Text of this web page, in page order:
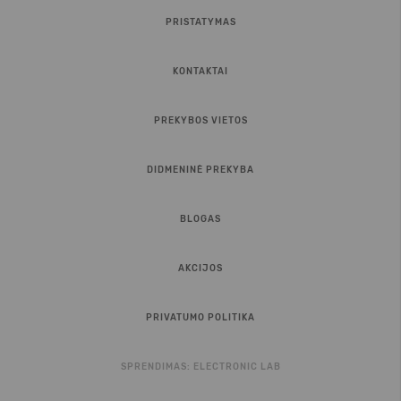
PRISTATYMAS
KONTAKTAI
PREKYBOS VIETOS
DIDMENINĖ PREKYBA
BLOGAS
AKCIJOS
PRIVATUMO POLITIKA
SPRENDIMAS: ELECTRONIC LAB